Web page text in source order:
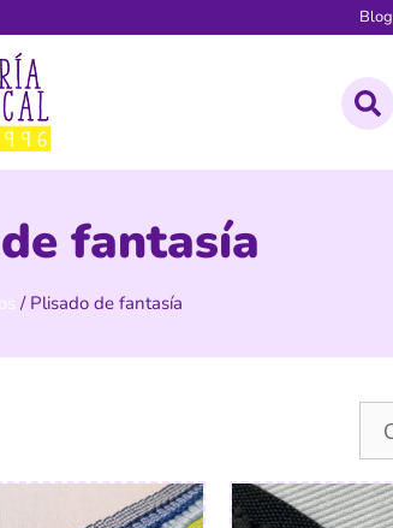
Blog
fantasía
/ Plisado de fantasía